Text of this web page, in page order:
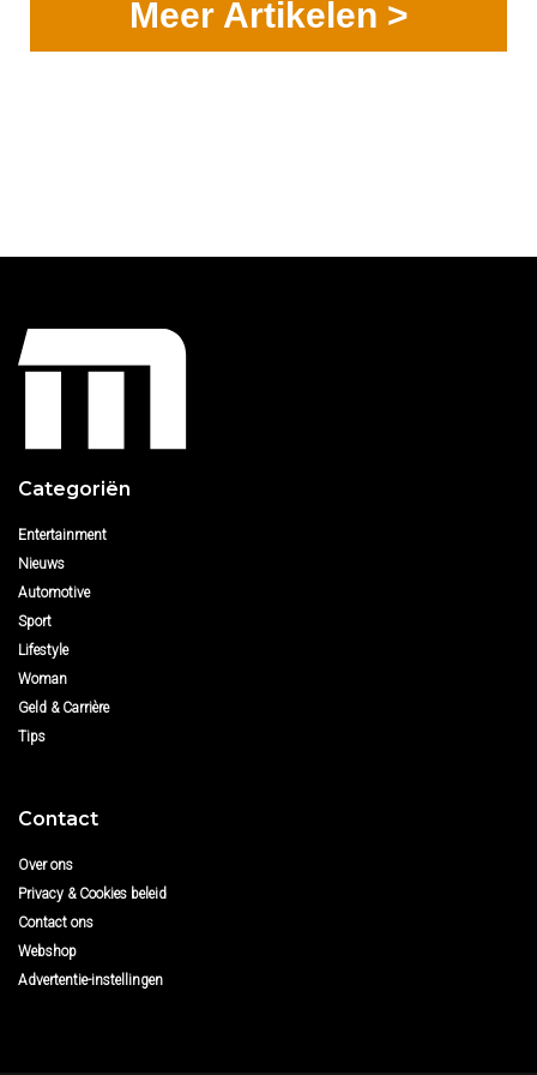
Meer Artikelen >
Categoriën
Entertainment
Nieuws
Automotive
Sport
Lifestyle
Woman
Geld & Carrière
Tips
Contact
Over ons
Privacy & Cookies beleid
Contact ons
Webshop
Advertentie-instellingen